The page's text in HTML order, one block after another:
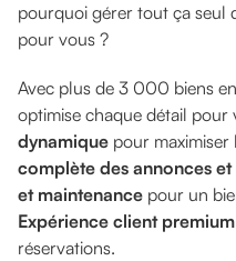
pourquoi gérer tout ça seul
pour vous ?
Avec plus de 3 000 biens
optimise chaque détail pour
dynamique pour maximiser
complète des annonces
et maintenance pour un
Expérience client premium
réservations.